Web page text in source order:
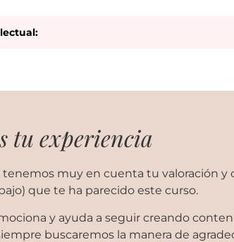
tu experiencia
tenemos muy en cuenta tu valoración y
que te ha parecido este curso.
y ayuda a seguir creando
buscaremos la manera de